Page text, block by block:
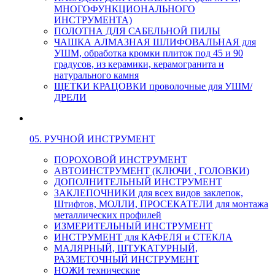
МНОГОФУНКЦИОНАЛЬНОГО
ИНСТРУМЕНТА)
ПОЛОТНА ДЛЯ САБЕЛЬНОЙ ПИЛЫ
ЧАШКА АЛМАЗНАЯ ШЛИФОВАЛЬНАЯ для
УШМ, обработка кромки плиток под 45 и 90
градусов, из керамики, керамогранита и
натурального камня
ЩЕТКИ КРАЦОВКИ проволочные для УШМ/
ДРЕЛИ
05. РУЧНОЙ ИНСТРУМЕНТ
ПОРОХОВОЙ ИНСТРУМЕНТ
АВТОИНСТРУМЕНТ (КЛЮЧИ , ГОЛОВКИ)
ДОПОЛНИТЕЛЬНЫЙ ИНСТРУМЕНТ
ЗАКЛЕПОЧНИКИ для всех видов заклепок,
Штифтов, МОЛЛИ, ПРОСЕКАТЕЛИ для монтажа
металлических профилей
ИЗМЕРИТЕЛЬНЫЙ ИНСТРУМЕНТ
ИНСТРУМЕНТ для КАФЕЛЯ и СТЕКЛА
МАЛЯРНЫЙ, ШТУКАТУРНЫЙ,
РАЗМЕТОЧНЫЙ ИНСТРУМЕНТ
НОЖИ технические